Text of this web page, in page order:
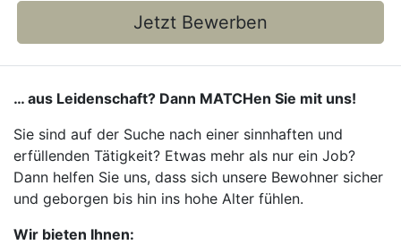
Jetzt Bewerben
… aus Leidenschaft? Dann MATCHen Sie mit uns!
Sie sind auf der Suche nach einer sinnhaften und
erfüllenden Tätigkeit? Etwas mehr als nur ein Job?
Dann helfen Sie uns, dass sich unsere Bewohner sicher
und geborgen bis hin ins hohe Alter fühlen.
Wir bieten Ihnen: